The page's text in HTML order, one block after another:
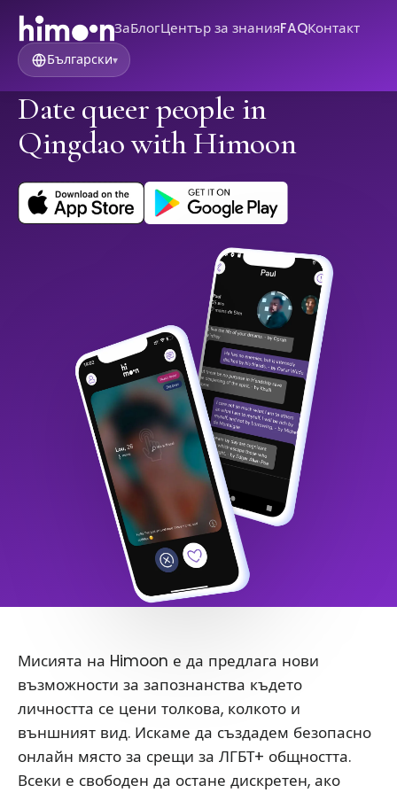
ЗаБлогЦентър за знанияFAQКонтакт
Български▾
Date queer people in
Qingdao with Himoon
Мисията на Himoon е да предлага нови
възможности за запознанства където
личността се цени толкова, колкото и
външният вид. Искаме да създадем безопасно
онлайн място за срещи за ЛГБТ+ общността.
Всеки е свободен да остане дискретен, ако